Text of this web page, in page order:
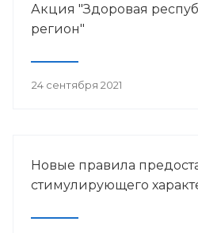
Акция "Здоровая
регион"
24 сентября 2021
Новые правила
стимулирующего